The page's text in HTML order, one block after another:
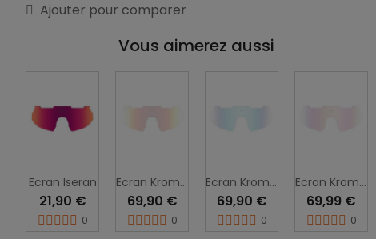
Ajouter pour comparer
Vous aimerez aussi
Ecran Iseran
21,90 €
0
Ecran Kromic Iseran
69,90 €
0
Ecran Kromic Iseran
69,90 €
0
Ecran Kromic Iseran
69,99 €
0